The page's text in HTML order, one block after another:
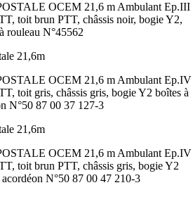
OCEM 21,6 m Ambulant Ep.III
toit brun PTT, châssis noir, bogie Y2,
rouleau N°45562
OCEM 21,6 m Ambulant Ep.IV
toit gris, châssis gris, bogie Y2 boîtes à
N°50 87 00 37 127-3
OCEM 21,6 m Ambulant Ep.IV
toit brun PTT, châssis gris, bogie Y2
N°50 87 00 47 210-3